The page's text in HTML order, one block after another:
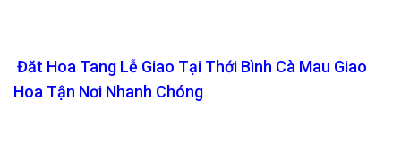
Đăt Hoa Tang Lễ Giao Tại Thới Bình Cà Mau Giao
Hoa Tận Nơi Nhanh Chóng